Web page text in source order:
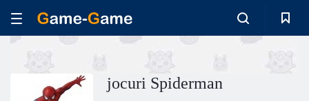
jocuri Spiderman